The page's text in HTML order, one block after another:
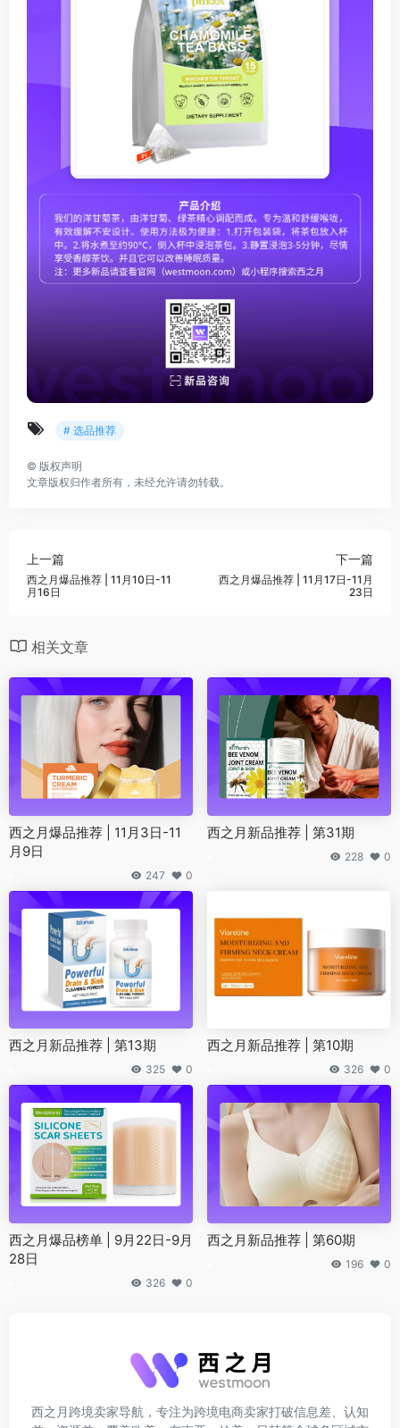
# 选品推荐
© 版权声明
文章版权归作者所有，未经允许请勿转载。
上一篇
西之月爆品推荐 | 11月10日-11
月16日
下一篇
西之月爆品推荐 | 11月17日-11月
23日
相关文章
西之月爆品推荐 | 11月3日-11
月9日
247 0
西之月新品推荐 | 第31期
228 0
西之月新品推荐 | 第13期
325 0
西之月新品推荐 | 第10期
326 0
西之月爆品榜单 | 9月22日-9月
28日
326 0
西之月新品推荐 | 第60期
196 0
西之月跨境卖家导航，专注为跨境电商卖家打破信息差、认知